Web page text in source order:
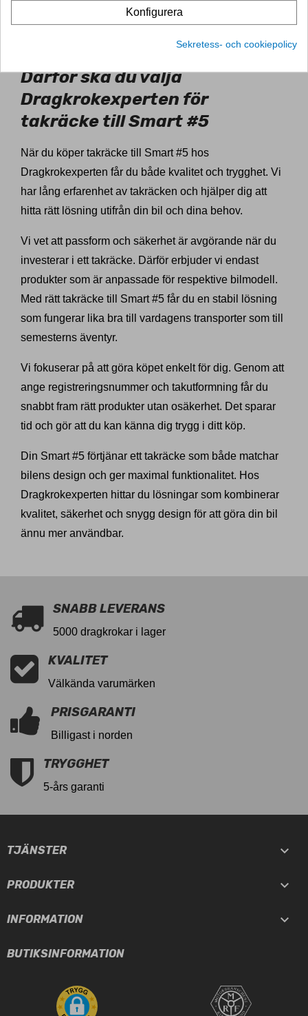
via telefon. Vi hjälper dig gärna att hitta rätt takräcke till
din Smart #5 och svarar på dina frågor kring montering
och kompatibilitet. Telefon: 0700-10 10 00
Därför ska du välja
Dragkrokexperten för
takräcke till Smart #5
När du köper takräcke till Smart #5 hos
Dragkrokexperten får du både kvalitet och trygghet. Vi
har lång erfarenhet av takräcken och hjälper dig att
hitta rätt lösning utifrån din bil och dina behov.
Vi vet att passform och säkerhet är avgörande när du
investerar i ett takräcke. Därför erbjuder vi endast
produkter som är anpassade för respektive bilmodell.
Med rätt takräcke till Smart #5 får du en stabil lösning
som fungerar lika bra till vardagens transporter som till
semesterns äventyr.
Vi fokuserar på att göra köpet enkelt för dig. Genom att
ange registreringsnummer och takutformning får du
snabbt fram rätt produkter utan osäkerhet. Det sparar
tid och gör att du kan känna dig trygg i ditt köp.
Din Smart #5 förtjänar ett takräcke som både matchar
bilens design och ger maximal funktionalitet. Hos
Dragkrokexperten hittar du lösningar som kombinerar
kvalitet, säkerhet och snygg design för att göra din bil
ännu mer användbar.
SNABB LEVERANS
5000 dragkrokar i lager
KVALITET
Välkända varumärken
PRISGARANTI
Billigast i norden
TRYGGHET
5-års garanti
TJÄNSTER 
PRODUKTER 
INFORMATION 
BUTIKSINFORMATION
Konfigurera
Sekretess- och cookiepolicy